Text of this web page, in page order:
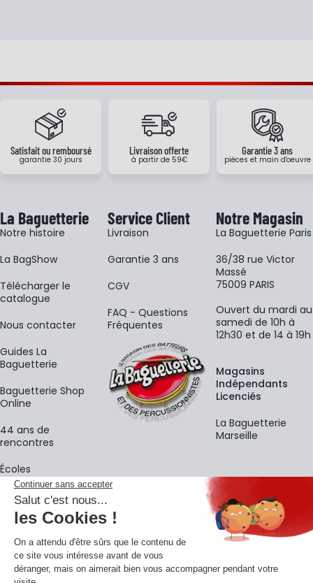
Satisfait ou remboursé
garantie 30 jours
Livraison offerte
à partir de 59€
Garantie 3 ans
pièces et main d'oeuvre
La Baguetterie
Notre histoire
La BagShow
​Télécharger le
catalogue
Nous contacter
Guides La
Baguetterie
Baguetterie Shop
Online
44 ans de
rencontres
Écoles
Service Client
Livraison
Garantie 3 ans
CGV
FAQ - Questions
Fréquentes
Notre Magasin
La Baguetterie Paris
36/38 rue Victor
Massé
75009 PARIS
Ouvert du mardi au
samedi de 10h à
12h30 et de 14 à 19h
Magasins
Indépendants
Licenciés
La Baguetterie
Marseille
La newsletter
Adresse e-mail
En vous inscrivant à notre newsletter, vous acceptez notre
confidentialité.
Retrouvons-nous sur